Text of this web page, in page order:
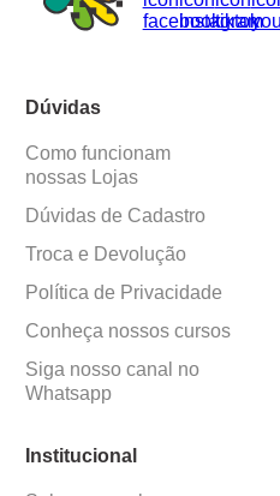
Dúvidas
Como funcionam
nossas Lojas
Dúvidas de Cadastro
Troca e Devolução
Política de Privacidade
Conheça nossos cursos
Siga nosso canal no
Whatsapp
Institucional